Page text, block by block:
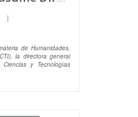
|
de Humanidades,
la directora general
y Tecnologías